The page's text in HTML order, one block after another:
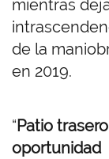
mientras
de la
en 2019.
“Patio
oportunidad